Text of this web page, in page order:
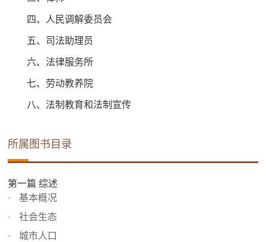
四、人民调解委员会
五、司法助理员
六、法律服务所
七、劳动教养院
八、法制教育和法制宣传
所属图书目录
第一篇 综述
基本概况
社会生态
城市人口